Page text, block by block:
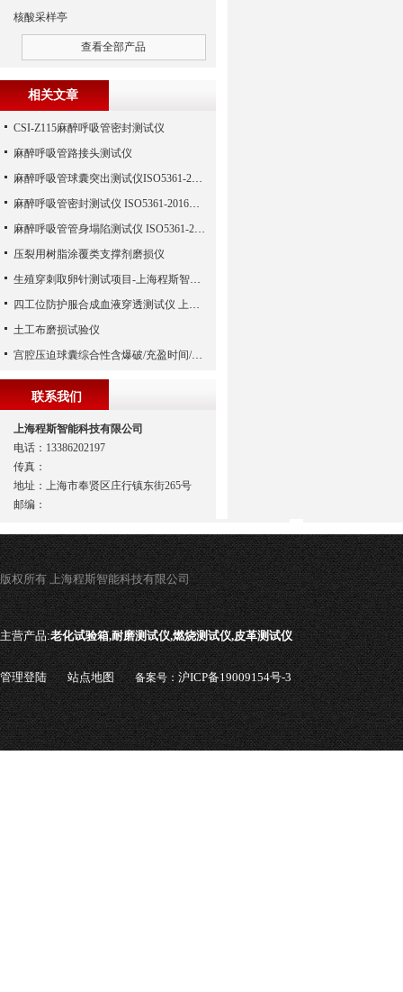
核酸采样亭
查看全部产品
相关文章
CSI-Z115麻醉呼吸管密封测试仪
麻醉呼吸管路接头测试仪
麻醉呼吸管球囊突出测试仪ISO5361-2016 上海程斯 参数解析
麻醉呼吸管密封测试仪 ISO5361-2016执行标准 上海程斯
麻醉呼吸管管身塌陷测试仪 ISO5361-2016 上海程斯 技术特征
压裂用树脂涂覆类支撑剂磨损仪
生殖穿刺取卵针测试项目-上海程斯智能科技有限公司
四工位防护服合成血液穿透测试仪 上海程斯 操作使用方法
土工布磨损试验仪
宫腔压迫球囊综合性含爆破/充盈时间/疲劳/排空/充盈直径和体积/泄漏
联系我们
上海程斯智能科技有限公司
电话：13386202197
传真：
地址：上海市奉贤区庄行镇东街265号
邮编：
版权所有 上海程斯智能科技有限公司
主营产品:老化试验箱,耐磨测试仪,燃烧测试仪,皮革测试仪
管理登陆 站点地图 备案号：沪ICP备19009154号-3